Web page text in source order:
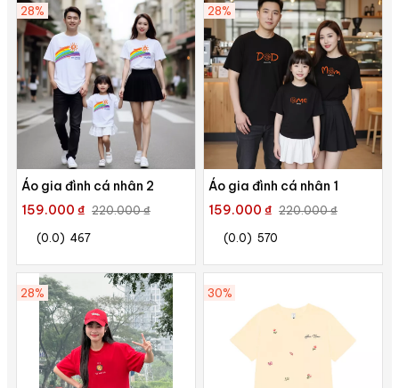
28%
Áo gia đình cá nhân 2
159.000 ₫ 220.000 ₫
(0.0) 467
28%
Áo gia đình cá nhân 1
159.000 ₫ 220.000 ₫
(0.0) 570
28% 30%